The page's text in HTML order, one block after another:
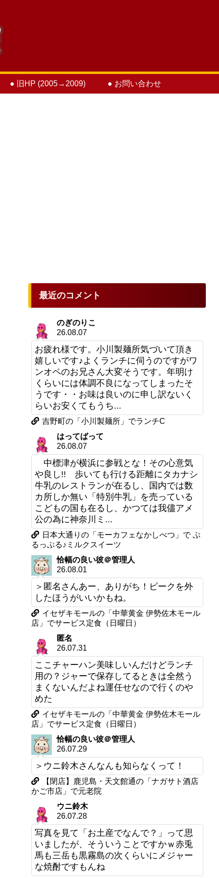
● 旧HP (2005→2009) ● お問い合わせ
最近のコメント
のぎのりこ
26.08.07
お疲れ様です。小川製麺所気づいて頂き
嬉しいです♪よくランチに伺うのですがワ
ンオペのお兄さん大変そうです。年明け
くらいには体調不良になってしまったそ
うです・・お味は良いのに申し訳ないく
らいお安くてもうち...
吉野町の「小川製麺所」でランチC
はってばって
26.08.07
中標津が横浜に参戦とな！その心意気
や良し!! 歩いても行ける距離にタカナシ
牛乳のレストランが在るし、国内では数
カ所しか無い「特別牛乳」を売っている
こどもの国も在るし、かつては我儘アメ
公の為に神奈川ミ...
日本大通りの「モーカフェなかしべつ」で ぷ
るっぷる♪ミルクスイーツ
恰幅の良い彼＠管理人
26.08.01
＞匿名さんあー、ありがち！ピークを外
したほうがいいかもね。
イセザキモールの「中華黄金 伊勢佐木モール
店」でサービス定食（日曜日）
匿名
26.07.31
ここチャーハン美味しいんだけどランチ
用の？ジャーで保存してるときは全然う
まくないんだよね運任せなので行くのや
めた
イセザキモールの「中華黄金 伊勢佐木モール
店」でサービス定食（日曜日）
恰幅の良い彼＠管理人
26.07.29
＞ウニ鈴木さんなんも知らなくって！
【閉店】鹿児島・天文館通の「ナガサト酒店
かご市店」で元老院
ウニ鈴木
26.07.28
写真を見て「お土産でなんで？」って思
いましたが、そういうことですかｗ赤兎
馬も三岳も黒霧島の次くらいにメジャー
な焼酎ですもんね